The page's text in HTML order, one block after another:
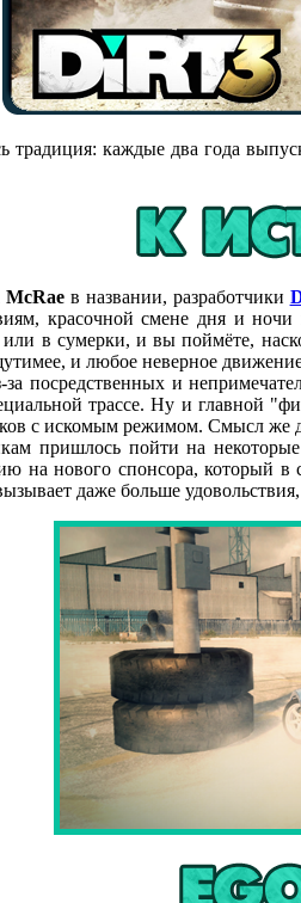
традиция: каждые два года
McRae в названии, разработчики
красочной смене дня и
или в сумерки, и вы поймёте,
и любое неверное
посредственных и
трассе. Ну и главной
с искомым режимом. Смысл же
пришлось пойти на
на нового спонсора,
даже больше